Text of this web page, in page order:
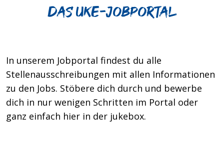
Das UKE-jobportal
In unserem Jobportal findest du alle
Stellenausschreibungen mit allen Informationen
zu den Jobs. Stöbere dich durch und bewerbe
dich in nur wenigen Schritten im Portal oder
ganz einfach hier in der jukebox.